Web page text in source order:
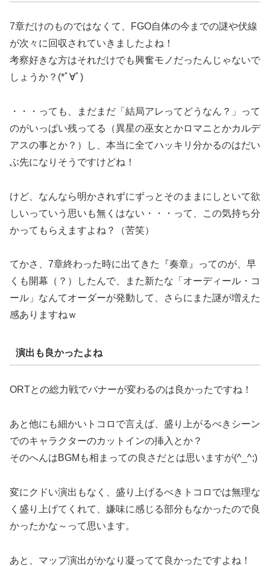
7章だけのものではなくて、FGO自体の今までの謎や伏線
が次々に回収されていきましたよね！
考察好きな方はそれだけでも興奮モノだったんじゃないで
しょうか？(*ﾟ∀ﾟ)
・・・っても、まだまだ「結局アレってどうなん？」って
のがいっぱい残ってる（異星の巫女とかロマニとかカルデ
アスの事とか？）し、本当に全てハッキリ分かるのはだい
ぶ先になりそうですけどね！
けど、なんなら明かされずにずっとそのままにしといて欲
しいっていう思いも無くはない・・・って、この気持ち分
かってもらえますよね？（苦笑）
てかさ、7章終わった時に出てきた『奏章』ってのが、早
くも開幕（？）したんで、また新たな「オーディール・コ
ール」なんてオーダーが発動して、さらにまた謎が増えた
感ありますねｗ
演出も良かったよね
ORTとの総力戦でバナーが変わるのは良かったですね！
あと他にも細かいトコロで言えば、盛り上がるべきシーン
でのキャラクターのカットインの挿入とか？
そのへんはBGMも相まっての良さだとは思いますが(^_^;)
変にクドい演出もなく、盛り上げるべきトコロでは無理な
く盛り上げてくれて、嫌味に感じる部分もなかったので良
かったかな～って思います。
あと、マップ演出がかなり凝ってて良かったですよね！